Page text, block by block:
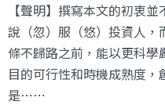
【聲明】撰寫本文的初衷
說（忽）服（悠）投資人
條不歸路之前，能以更科
目的可行性和時機成熟度
是⋯⋯